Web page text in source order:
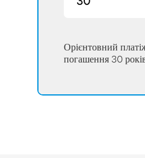
Орієнтовний
погашення 30